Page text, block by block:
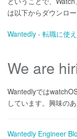
は以下からダウンロ
Wantedly - 転職に使
We are
Wantedlyでは
しています。興味の
Wantedly Engineer